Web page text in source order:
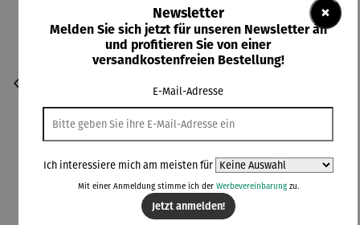
×
Newsletter
Melden Sie sich jetzt für unseren Newsletter an
und profitieren Sie von einer
versandkostenfreien Bestellung!
E-Mail-Adresse
Ich interessiere mich am meisten für
Mit einer Anmeldung stimme ich der Werbevereinbarungzu.
Jetzt anmelden!